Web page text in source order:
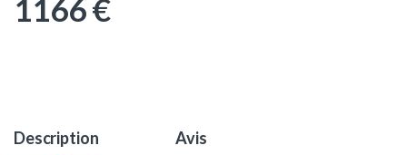
1166€
Description Avis